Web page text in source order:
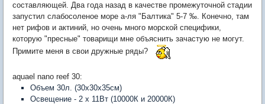
составляющей. Два года назад в качестве промежуточной стадии
запустил слабосоленое море а-ля "Балтика" 5-7 ‰. Конечно, там
нет рифов и актиний, но очень много морской специфики,
которую "пресные" товарищи мне объяснить зачастую не могут.
Примите меня в свои дружные ряды?
aquael nano reef 30:
Объем 30л. (30х30х35см)
Освещение - 2 х 11Вт (10000К и 20000К)